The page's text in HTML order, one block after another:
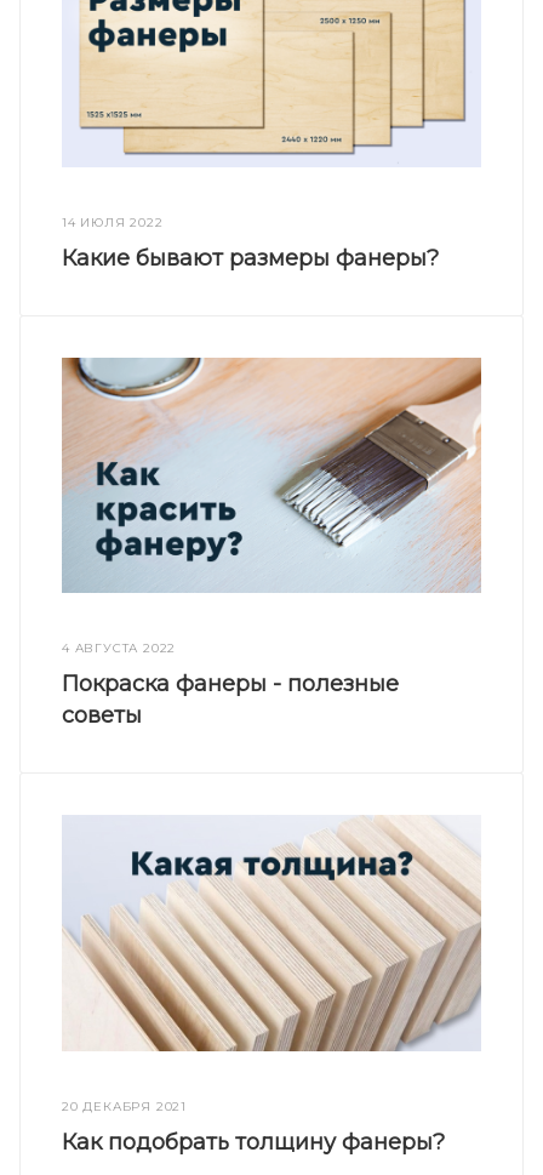
14 ИЮЛЯ 2022
Какие бывают размеры фанеры?
4 АВГУСТА 2022
Покраска фанеры - полезные
советы
20 ДЕКАБРЯ 2021
Как подобрать толщину фанеры?